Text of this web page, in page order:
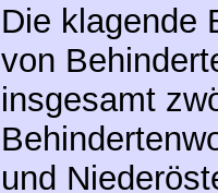
Die klagende
von
insgesamt
und